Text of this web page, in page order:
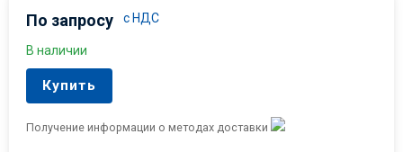
По запросу с НДС
В наличии
Купить
Получение информации о методах доставки